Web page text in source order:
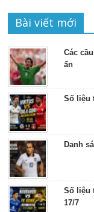
Bài viết mới
Các
ấn
Số liệu
Danh
Số liệu
17/7